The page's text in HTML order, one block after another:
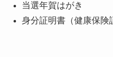
当選年賀はがき
身分証明書（健康保険